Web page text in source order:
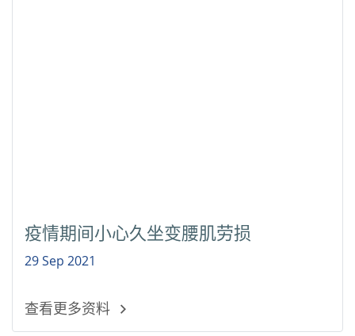
疫情期间小心久坐变腰肌劳损
29 Sep 2021
查看更多资料